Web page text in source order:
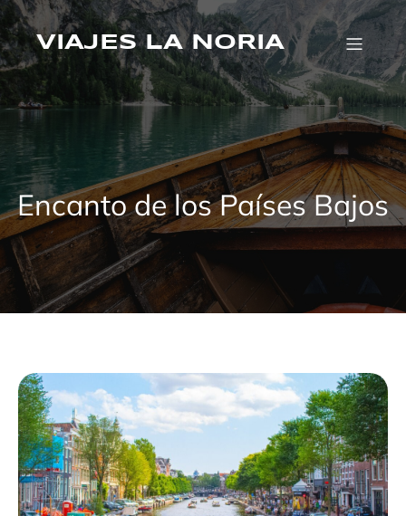
Saltar
al
contenidoVIAJES LA NORIA
Encanto de los Países Bajos